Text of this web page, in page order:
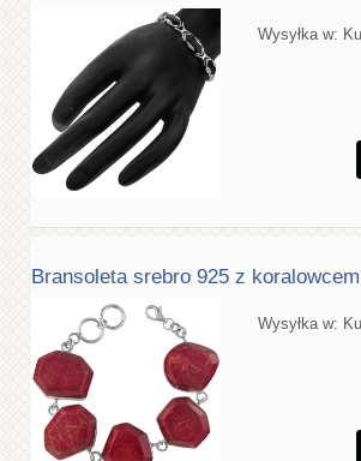
Wysyłka w:
Bransoleta srebro 925 z
Wysyłka w: